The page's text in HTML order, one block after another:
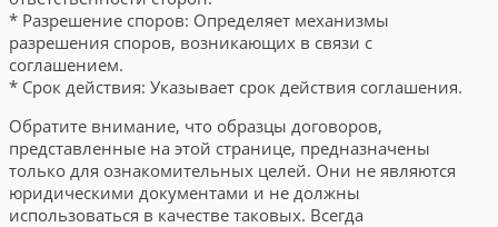
* Разрешение споров: Определяет механизмы
разрешения споров, возникающих в связи с
соглашением.
* Срок действия: Указывает срок действия соглашения.
Обратите внимание, что образцы договоров,
представленные на этой странице, предназначены
только для ознакомительных целей. Они не являются
юридическими документами и не должны
использоваться в качестве таковых. Всегда